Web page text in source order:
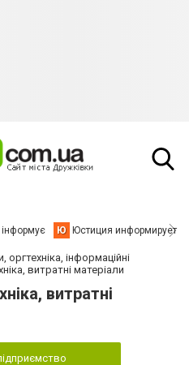
Ю Юстиция информирует
оргтехніка, інформаційні
витратні матеріали
витратні